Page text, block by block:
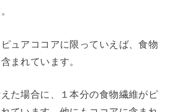
ュアココアに限っていえば、食物
まれています。
た場合に、１本分の食物繊維がピ